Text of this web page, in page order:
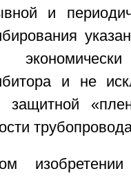
и
и не
защитной